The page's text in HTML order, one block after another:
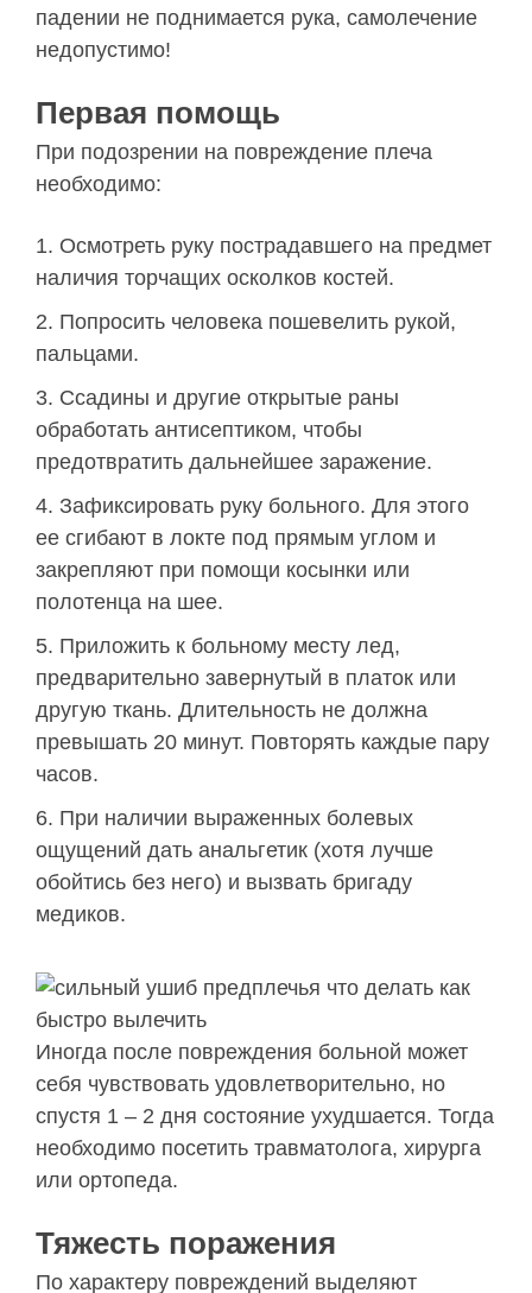
падении не поднимается рука, самолечение
недопустимо!
Первая помощь
При подозрении на повреждение плеча
необходимо:
Осмотреть руку пострадавшего на предмет
наличия торчащих осколков костей.
Попросить человека пошевелить рукой,
пальцами.
Ссадины и другие открытые раны
обработать антисептиком, чтобы
предотвратить дальнейшее заражение.
Зафиксировать руку больного. Для этого
ее сгибают в локте под прямым углом и
закрепляют при помощи косынки или
полотенца на шее.
Приложить к больному месту лед,
предварительно завернутый в платок или
другую ткань. Длительность не должна
превышать 20 минут. Повторять каждые пару
часов.
При наличии выраженных болевых
ощущений дать анальгетик (хотя лучше
обойтись без него) и вызвать бригаду
медиков.
Иногда после повреждения больной может
себя чувствовать удовлетворительно, но
спустя 1 – 2 дня состояние ухудшается. Тогда
необходимо посетить травматолога, хирурга
или ортопеда.
Тяжесть поражения
По характеру повреждений выделяют